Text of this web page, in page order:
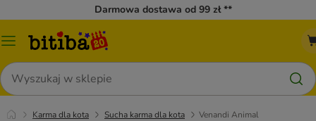
Darmowa dostawa od 99 zł **
Menu
Szukaj
Karma dla kota Sucha karma dla kota Venandi Animal